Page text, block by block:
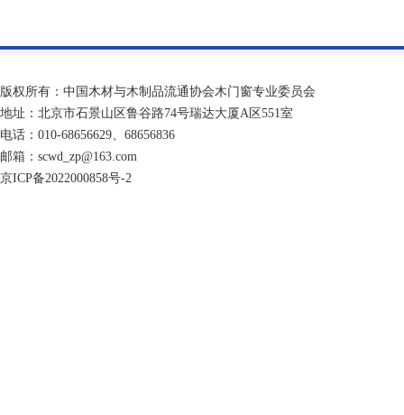
版权所有：中国木材与木制品流通协会木门窗专业委员会
地址：北京市石景山区鲁谷路74号瑞达大厦A区551室
电话：010-68656629、68656836
邮箱：scwd_zp@163.com
京ICP备2022000858号-2